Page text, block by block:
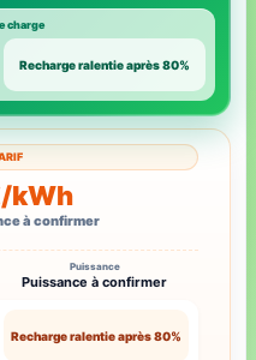
charge
Recharge ralentie après 80%
kWh
à confirmer
Puissance
Puissance à confirmer
Recharge ralentie après 80%